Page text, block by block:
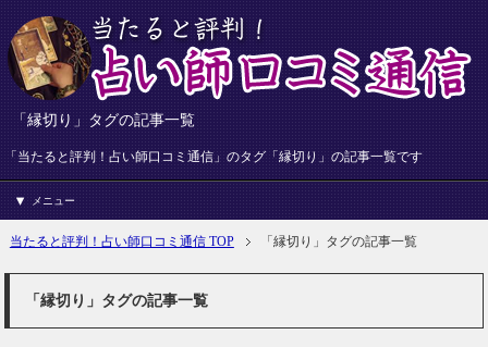
「縁切り」タグの記事一覧
「当たると評判！占い師口コミ通信」のタグ「縁切り」の記事一覧です
メニュー
当たると評判！占い師口コミ通信 TOP 「縁切り」タグの記事一覧
「縁切り」タグの記事一覧